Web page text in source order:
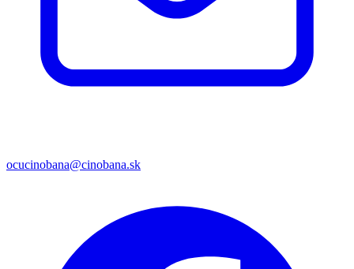
ocucinobana@cinobana.sk